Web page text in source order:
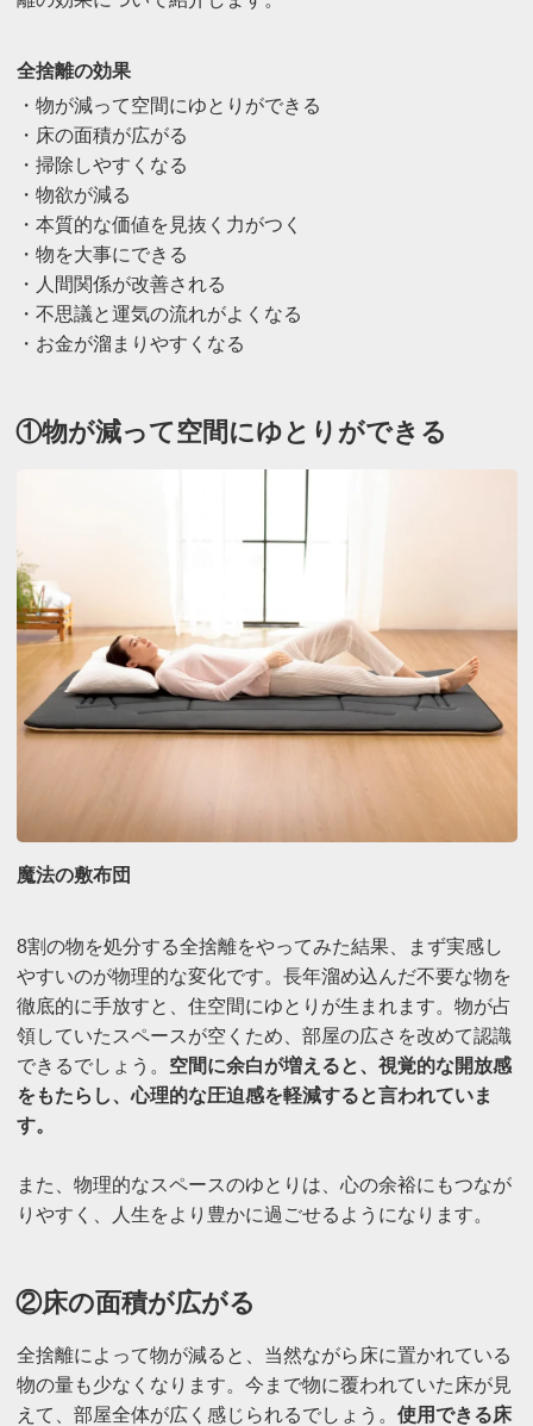
全捨離の効果
・物が減って空間にゆとりができる
・床の面積が広がる
・掃除しやすくなる
・物欲が減る
・本質的な価値を見抜く力がつく
・物を大事にできる
・人間関係が改善される
・不思議と運気の流れがよくなる
・お金が溜まりやすくなる
①物が減って空間にゆとりができる
魔法の敷布団
8割の物を処分する全捨離をやってみた結果、まず実感し
やすいのが物理的な変化です。長年溜め込んだ不要な物を
徹底的に手放すと、住空間にゆとりが生まれます。物が占
領していたスペースが空くため、部屋の広さを改めて認識
できるでしょう。 空間に余白が増えると、視覚的な開放感
をもたらし、心理的な圧迫感を軽減すると言われていま
す。
また、物理的なスペースのゆとりは、心の余裕にもつなが
りやすく、人生をより豊かに過ごせるようになります。
②床の面積が広がる
全捨離によって物が減ると、当然ながら床に置かれている
物の量も少なくなります。今まで物に覆われていた床が見
えて、部屋全体が広く感じられるでしょう。 使用できる床